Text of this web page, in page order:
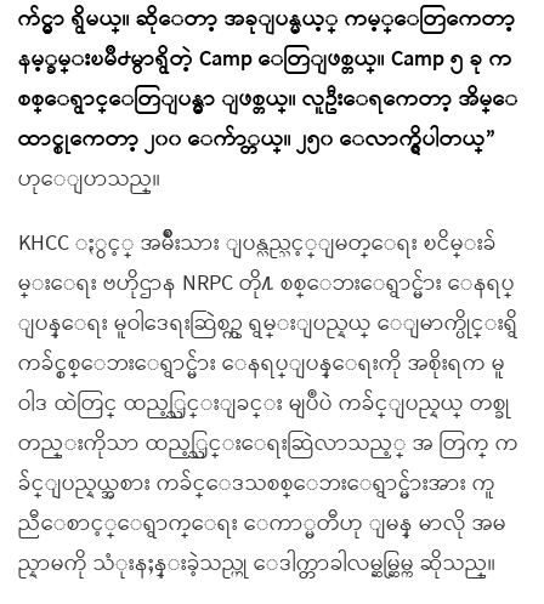
က်င္မွာ ရွိမယ္။ ဆိုေတာ့ အခုျပန္မယ့္ ကမ့္ေတြကေတာ့
နမ့္ခမ္းၿမိဳ႕မွာရွိတဲ့ Camp ေတြျဖစ္တယ္။ Camp ၅ ခု က
စစ္ေရွာင္ေတြျပန္မွာ ျဖစ္တယ္။ လူဦးေရကေတာ့ အိမ္ေ
ထာင္စုကေတာ့ ၂၀၀ ေက်ာ္တယ္။ ၂၅၀ ေလာက္ရွိပါတယ္”
ဟုေျပာသည္။
KHCC ႏွင့္ အမ်ိဳးသား ျပန္လည္သင့္ျမတ္ေရး ၿငိမ္းခ်
မ္းေရး ဗဟိုဌာန NRPC တို႔ စစ္ေဘးေရွာင္မ်ား ေနရပ္
ျပန္ေရး မူဝါဒေရးဆြဲစဥ္က ရွမ္းျပည္နယ္ ေျမာက္ပိုင္းရွိ
ကခ်င္စစ္ေဘးေရွာင္မ်ား ေနရပ္ျပန္ေရးကို အစိုးရက မူ
ဝါဒ ထဲတြင္ ထည့္သြင္းျခင္း မျပဳပဲ ကခ်င္ျပည္နယ္ တစ္ခု
တည္းကိုသာ ထည့္သြင္းေရးဆြဲလာသည့္ အ တြက္ က
ခ်င္ျပည္နယ္အစား ကခ်င္ေဒသစစ္ေဘးေရွာင္မ်ားအား ကူ
ညီေစာင့္ေရွာက္ေရး ေကာ္မတီဟု ျမန္ မာလို အမ
ည္နာမကို သံုးနႈန္းခဲ့သည္ဟု ေဒါက္တာခါလမ္ဆမ္ဆြမ္က ဆိုသည္။